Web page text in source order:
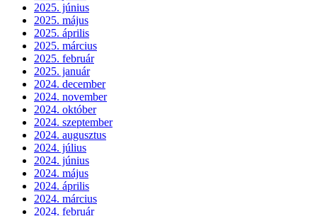
2025. június
2025. május
2025. április
2025. március
2025. február
2025. január
2024. december
2024. november
2024. október
2024. szeptember
2024. augusztus
2024. július
2024. június
2024. május
2024. április
2024. március
2024. február